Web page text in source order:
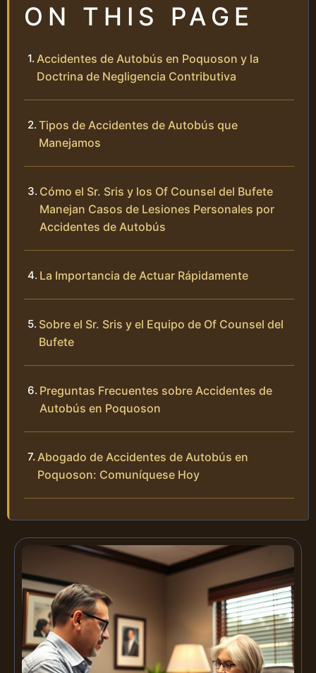
ON THIS PAGE
Accidentes de Autobús en Poquoson y la
Doctrina de Negligencia Contributiva
Tipos de Accidentes de Autobús que
Manejamos
Cómo el Sr. Sris y los Of Counsel del Bufete
Manejan Casos de Lesiones Personales por
Accidentes de Autobús
La Importancia de Actuar Rápidamente
Sobre el Sr. Sris y el Equipo de Of Counsel del
Bufete
Preguntas Frecuentes sobre Accidentes de
Autobús en Poquoson
Abogado de Accidentes de Autobús en
Poquoson: Comuníquese Hoy